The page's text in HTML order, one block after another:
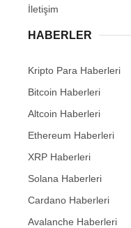
İletişim
HABERLER
Kripto Para Haberleri
Bitcoin Haberleri
Altcoin Haberleri
Ethereum Haberleri
XRP Haberleri
Solana Haberleri
Cardano Haberleri
Avalanche Haberleri